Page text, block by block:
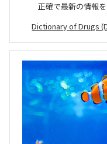
正確で最新の情報
Dictionary of Drugs